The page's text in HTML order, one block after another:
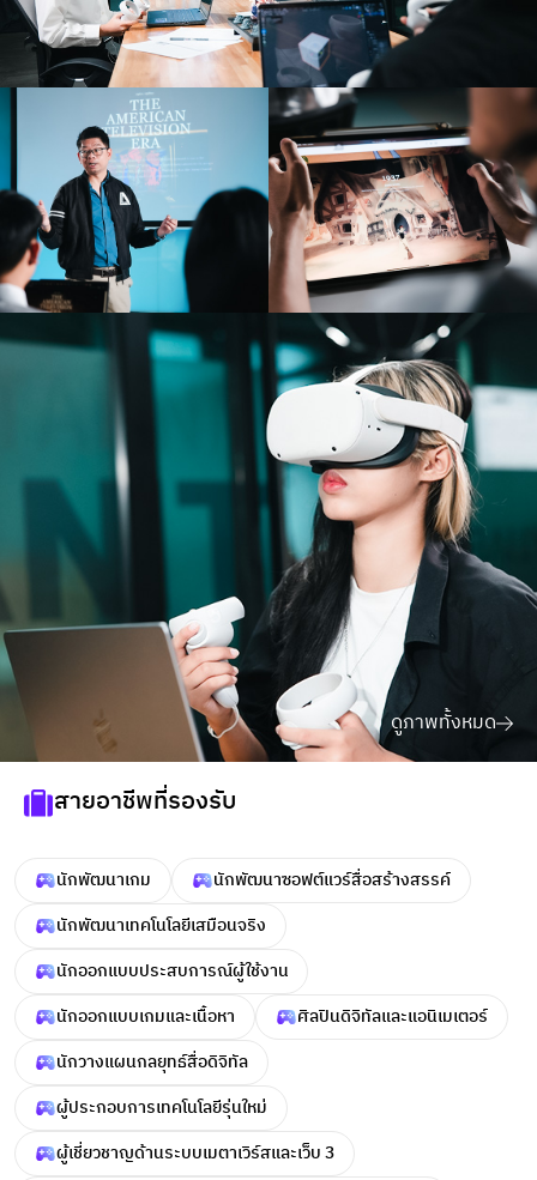
ดูภาพทั้งหมด
สายอาชีพที่รองรับ
นักพัฒนาเกม
นักพัฒนาซอฟต์แวร์สื่อสร้างสรรค์
นักพัฒนาเทคโนโลยีเสมือนจริง
นักออกแบบประสบการณ์ผู้ใช้งาน
นักออกแบบเกมและเนื้อหา
ศิลปินดิจิทัลและแอนิเมเตอร์
นักวางแผนกลยุทธ์สื่อดิจิทัล
ผู้ประกอบการเทคโนโลยีรุ่นใหม่
ผู้เชี่ยวชาญด้านระบบเมตาเวิร์สและเว็บ 3